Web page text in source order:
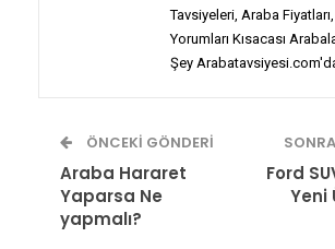
Tavsiyeleri, Araba
Yorumları Kısacası
Şey
ÖNCEKI GÖNDERI
Araba Hararet
Yaparsa Ne
yapmalı?
Ford
Yeni